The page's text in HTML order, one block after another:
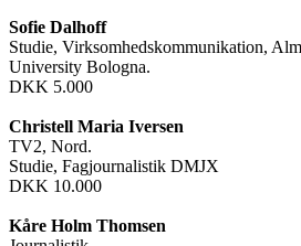
Sofie Dalhoff
Studie, Virksomhedskommunikation,
University Bologna.
DKK 5.000
Christell Maria Iversen
TV2, Nord.
Studie, Fagjournalistik DMJX
DKK 10.000
Kåre Holm Thomsen